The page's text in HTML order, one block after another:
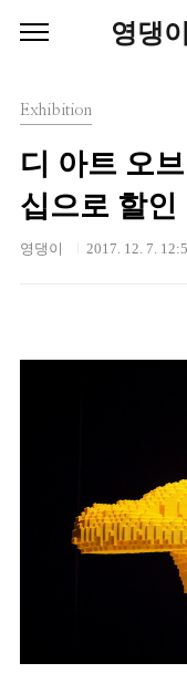
영댕
Exhibition
디 아트 오
십으로 할인
영댕이 2017. 12. 7.